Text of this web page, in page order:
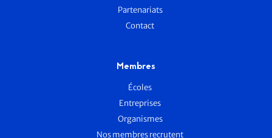
Partenariats
Contact
Membres
Écoles
Entreprises
Organismes
Nos membres recrutent